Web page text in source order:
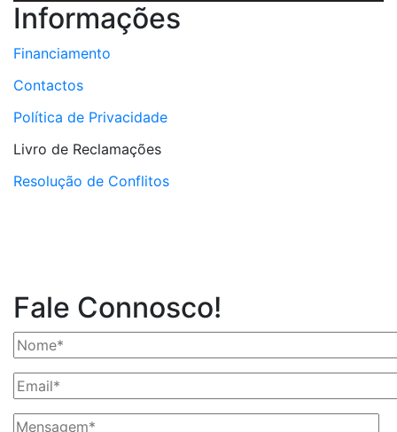
Informações
Financiamento
Contactos
Política de Privacidade
Livro de Reclamações
Resolução de Conflitos
Fale Connosco!